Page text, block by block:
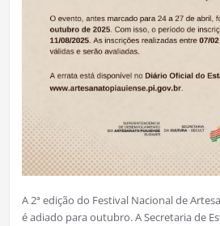
A 2ª edição do Festival Nacional de
é adiado para outubro. A Secretaria de